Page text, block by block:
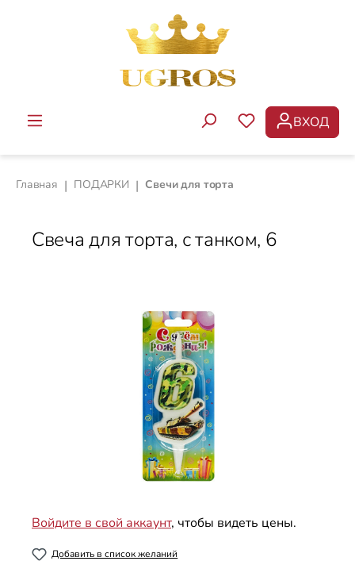
Перейти к основному содержанию
У ВАС ЕСТЬ
ВХОД
Главная | ПОДАРКИ | Свечи для торта
Свеча для торта, с танком, 6
Войдите в свой аккаунт, чтобы видеть цены.
Добавить в список желаний